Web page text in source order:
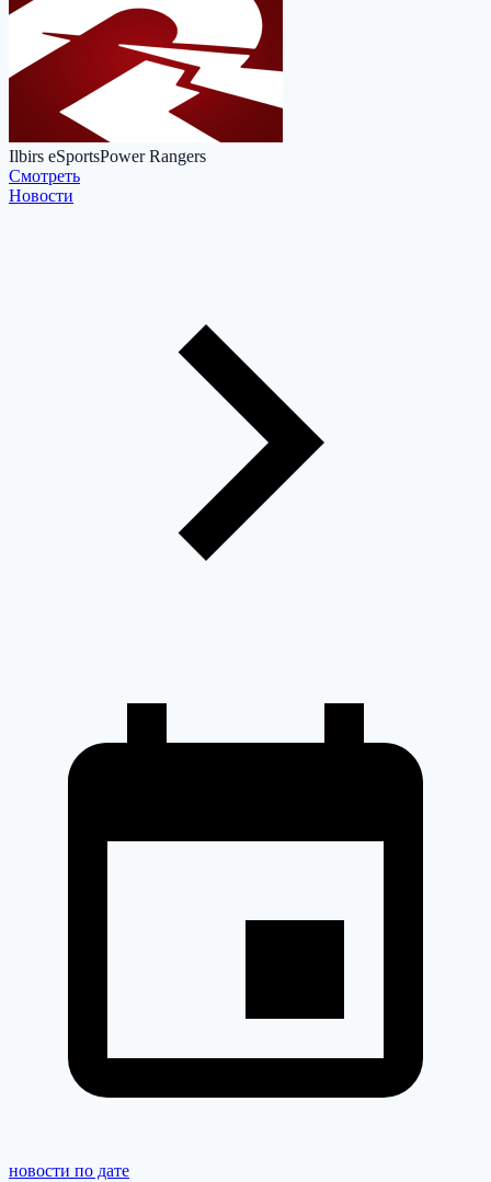
Ilbirs eSportsPower Rangers
Cмотреть
Новости
новости по дате